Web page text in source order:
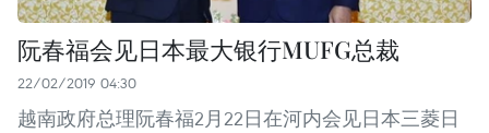
阮春福会见日本最大银行MUFG总裁
22/02/2019 04:30
越南政府总理阮春福2月22日在河内会见日本三菱日